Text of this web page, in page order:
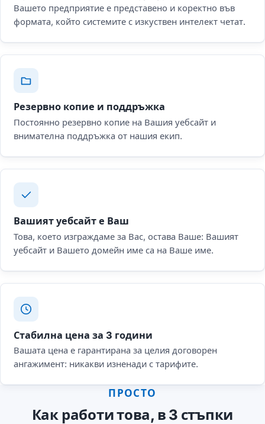
Вашето предприятие е представено и коректно във
формата, който системите с изкуствен интелект четат.
Резервно копие и поддръжка
Постоянно резервно копие на Вашия уебсайт и
внимателна поддръжка от нашия екип.
Вашият уебсайт е Ваш
Това, което изграждаме за Вас, остава Ваше: Вашият
уебсайт и Вашето домейн име са на Ваше име.
Стабилна цена за 3 години
Вашата цена е гарантирана за целия договорен
ангажимент: никакви изненади с тарифите.
ПРОСТО
Как работи това, в 3 стъпки